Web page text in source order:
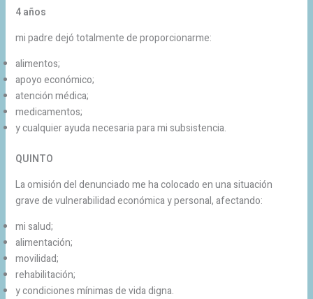
4 años
mi padre dejó totalmente de proporcionarme:
alimentos;
apoyo económico;
atención médica;
medicamentos;
y cualquier ayuda necesaria para mi subsistencia.
QUINTO
La omisión del denunciado me ha colocado en una situación
grave de vulnerabilidad económica y personal, afectando:
mi salud;
alimentación;
movilidad;
rehabilitación;
y condiciones mínimas de vida digna.